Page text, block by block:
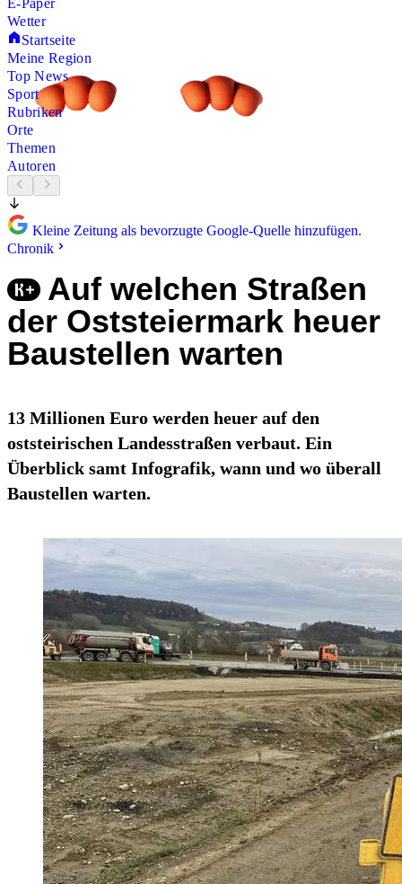
E-Paper
Wetter
Startseite
Meine Region
Top News
Sport
Rubriken
Orte
Themen
Autoren
Kleine Zeitung als bevorzugte Google-Quelle hinzufügen.
Chronik
Auf welchen Straßen
der Oststeiermark heuer
Baustellen warten
13 Millionen Euro werden heuer auf den
oststeirischen Landesstraßen verbaut. Ein
Überblick samt Infografik, wann und wo überall
Baustellen warten.